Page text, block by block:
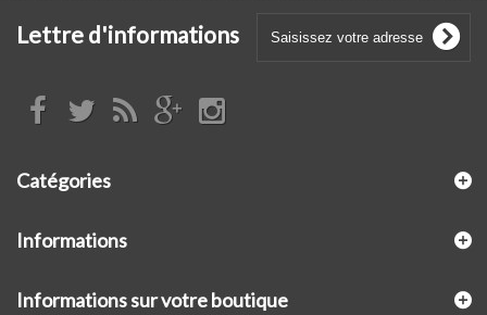
Lettre d'informations
Catégories
Informations
Informations sur votre boutique